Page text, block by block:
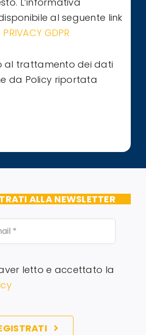
al seguente link
GDPR
al trattamento dei dati
da Policy riportata
ALLA NEWSLETTER
letto e accettato la